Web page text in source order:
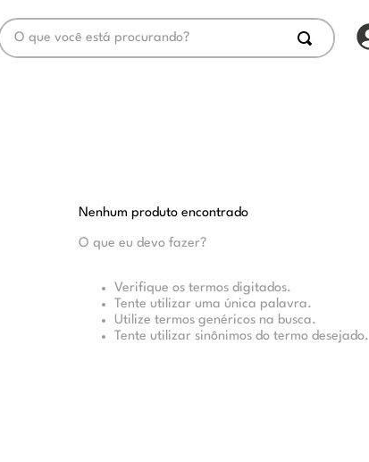
O que você está procurando?
Nenhum produto encontrado
O que eu devo fazer?
Verifique os termos digitados.
Tente utilizar uma única palavra.
Utilize termos genéricos na busca.
Tente utilizar sinônimos do termo desejado.